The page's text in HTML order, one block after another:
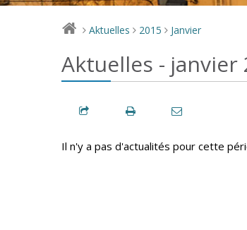
> Aktuelles > 2015 > Janvier
Aktuelles - janvier
Il n'y a pas d'actualités pour cette